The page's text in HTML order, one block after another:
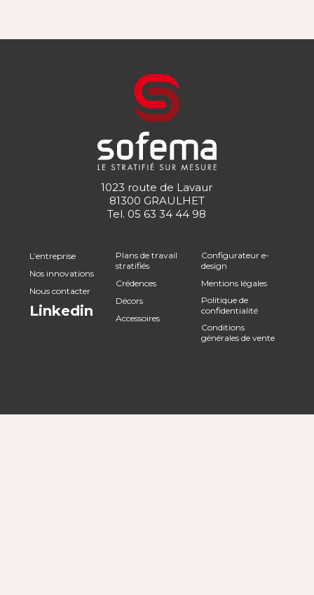
1023 route de Lavaur
81300 GRAULHET
Tel. 05 63 34 44 98
L’entreprise
Nos innovations
Nous contacter
Linkedin
Plans de travail
stratifiés
Crédences
Décors
Accessoires
Configurateur e-
design
Mentions légales
Politique de
confidentialité
Conditions
générales de vente